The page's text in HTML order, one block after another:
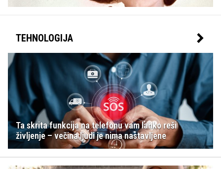
TEHNOLOGIJA
Ta skrita funkcija na telefonu vam lahko reši
življenje – večina ljudi je nima nastavljene